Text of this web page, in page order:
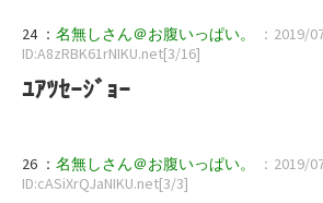
24 ： 名無しさん＠お腹いっぱい。
：2019/
ID:A8zRBK61rNIKU.net[3/16]
ﾕｱﾂｾｰｼﾞｮｰ
26 ： 名無しさん＠お腹いっぱい。
：2019/
ID:cASiXrQJaNIKU.net[3/3]